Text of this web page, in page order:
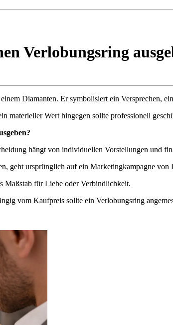
Verlobungsring
Diamanten. Er symbolisiert ein Versprechen,
materieller Wert hingegen sollte professionell
hängt von individuellen Vorstellungen und
geht ursprünglich auf ein Marketingkampagne
Maßstab für Liebe oder Verbindlichkeit.
vom Kaufpreis sollte ein Verlobungsring